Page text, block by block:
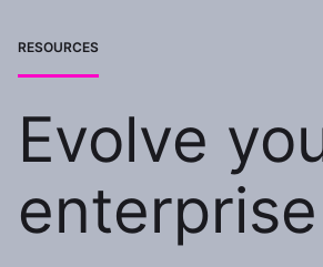
RESOURCES
Evolve
enterprise